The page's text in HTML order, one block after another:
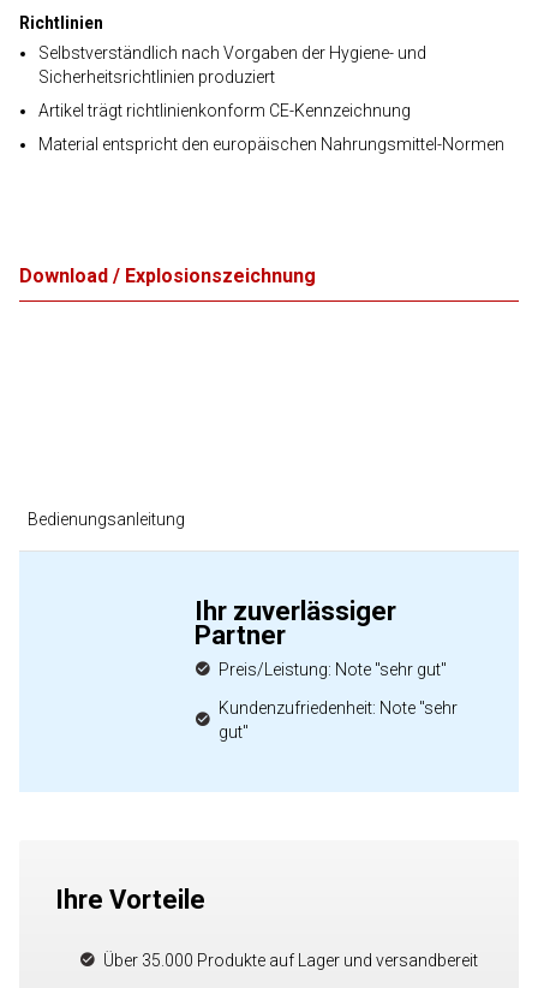
Richtlinien
Selbstverständlich nach Vorgaben der Hygiene- und
Sicherheitsrichtlinien produziert
Artikel trägt richtlinienkonform CE-Kennzeichnung
Material entspricht den europäischen Nahrungsmittel-Normen
Download / Explosionszeichnung
Bedienungsanleitung
Ihr zuverlässiger
Partner
Preis/Leistung: Note "sehr gut"
Kundenzufriedenheit: Note "sehr
gut"
Ihre Vorteile
Über 35.000 Produkte auf Lager und versandbereit